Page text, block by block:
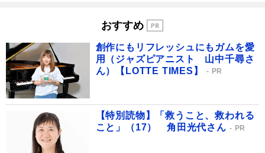
おすすめ
創作にもリフレッシュにもガムを愛
用（ジャズピアニスト 山中千尋さ
ん）【LOTTE TIMES】
PR
【特別読物】「救うこと、救われる
こと」（17） 角田光代さん
PR